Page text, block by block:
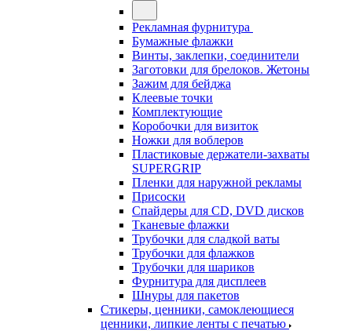
Рекламная фурнитура
Бумажные флажки
Винты, заклепки, соединители
Заготовки для брелоков. Жетоны
Зажим для бейджа
Клеевые точки
Комплектующие
Коробочки для визиток
Ножки для воблеров
Пластиковые держатели-захваты
SUPERGRIP
Пленки для наружной рекламы
Присоски
Спайдеры для CD, DVD дисков
Тканевые флажки
Трубочки для сладкой ваты
Трубочки для флажков
Трубочки для шариков
Фурнитура для дисплеев
Шнуры для пакетов
Стикеры, ценники, самоклеющиеся
ценники, липкие ленты с печатью